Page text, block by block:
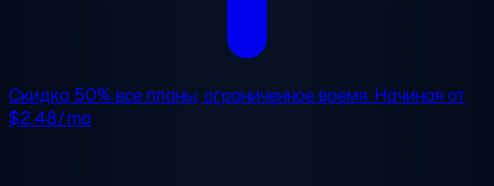
Скидка 50% все планы, ограниченное время. Начиная от
$2.48/mo